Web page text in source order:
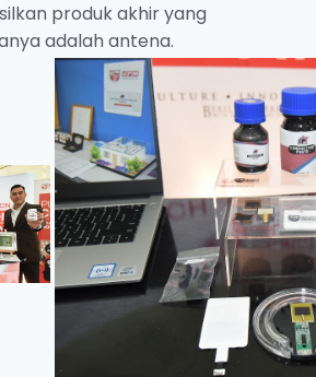
produk akhir yang
adalah antena.